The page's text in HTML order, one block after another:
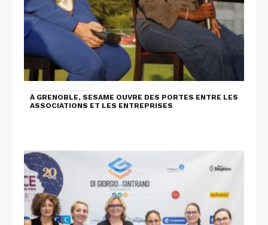
À GRENOBLE, SESAME OUVRE DES PORTES ENTRE LES
ASSOCIATIONS ET LES ENTREPRISES